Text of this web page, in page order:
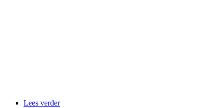
Lees verder